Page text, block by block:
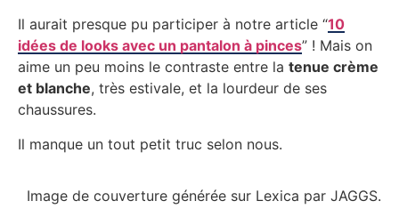
Il aurait presque pu participer à notre article “10
idées de looks avec un pantalon à pinces” ! Mais on
aime un peu moins le contraste entre la tenue crème
et blanche, très estivale, et la lourdeur de ses
chaussures.
Il manque un tout petit truc selon nous.
Image de couverture générée sur Lexica par JAGGS.